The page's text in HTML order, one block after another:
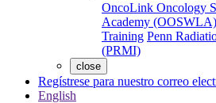
OncoLink Oncology
Academy (OOSWLA)
Training Penn
(PRMI)
close
Regístrese para nuestro correo
English